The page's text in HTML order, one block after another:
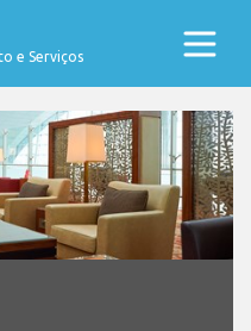
e Serviços